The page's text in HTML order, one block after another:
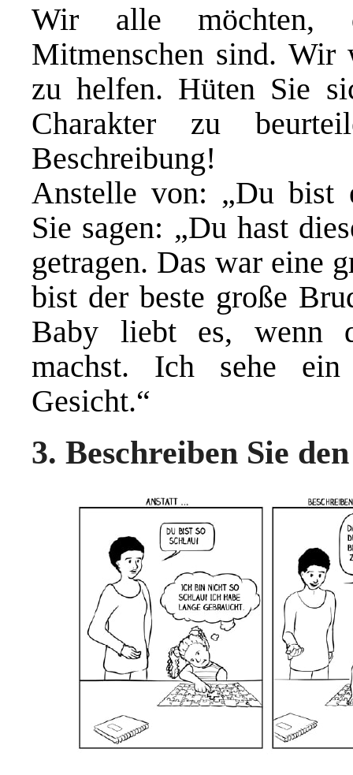
Wir alle möchten,
Mitmenschen sind. Wir
zu helfen. Hüten Sie
Charakter zu
Beschreibung!
Anstelle von: „Du bist
Sie sagen: „Du hast
getragen. Das war eine
bist der beste große
Baby liebt es, wenn
machst. Ich sehe
Gesicht.“
3. Beschreiben Sie